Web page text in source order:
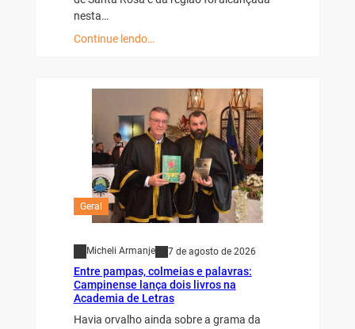
nesta…
Continue lendo…
Geral
Micheli Armanje 7 de agosto de 2026
Entre pampas, colmeias e palavras:
Campinense lança dois livros na
Academia de Letras
Havia orvalho ainda sobre a grama da